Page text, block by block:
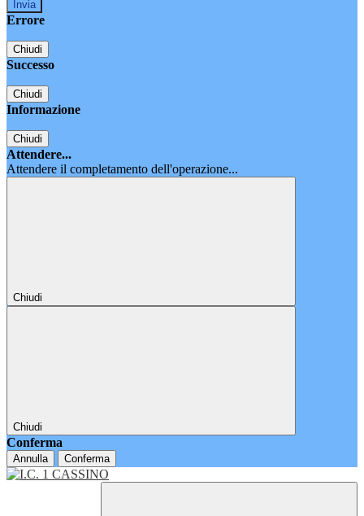
Errore
Chiudi
Successo
Chiudi
Informazione
Chiudi
Attendere...
Attendere il completamento dell'operazione...
Chiudi
Chiudi
Conferma
Annulla Conferma